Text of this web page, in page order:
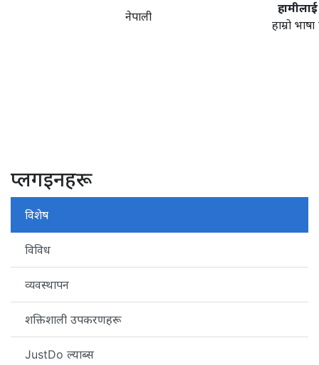
नेपाली
हाम्रो
प्लगइनहरू
विशेष
विविध
व्यवस्थापन
शक्तिशाली उपकरणहरू
JustDo ल्याब्स